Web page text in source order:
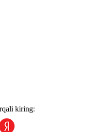
kiring: